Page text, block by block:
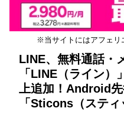
※当サイトにはアフェリ
LINE、無料通話・
「LINE（ライン）
上追加！Android
「Sticons（ステ